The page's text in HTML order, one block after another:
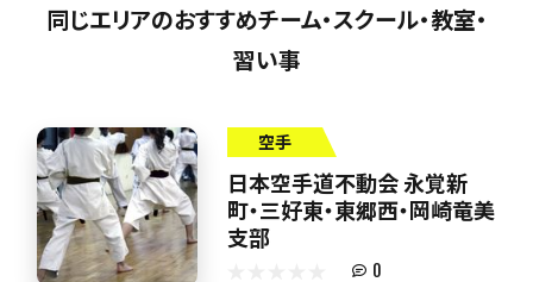
同じエリアのおすすめチーム・スクール・教室・
習い事
空手
日本空手道不動会 永覚新
町・三好東・東郷西・岡崎竜美
支部
0